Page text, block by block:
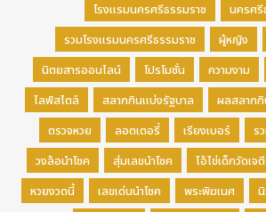
โรงแรมนครศรีธรรมราช
นครศรี
รวมโรงแรมนครศรีธรรมราช
ผู้หญิง
นิตยสารออนไลน์
โปรโมชั่น ความงาม
ไลฟ์สไตล์
สลากกินแบ่งรัฐบาล ผลสลาก
ตรวจหวย
ลอตเตอรี่ เรียงเบอร์
ร
วงล้อนำโชค
สุ่มเลขนำโชค ไอ้ไข่เด็กวัดเจ
หวยงวดนี้
เลขเด่นนำโชค พระพิฆเนศ